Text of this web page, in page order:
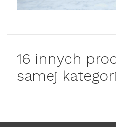
16 innych
samej